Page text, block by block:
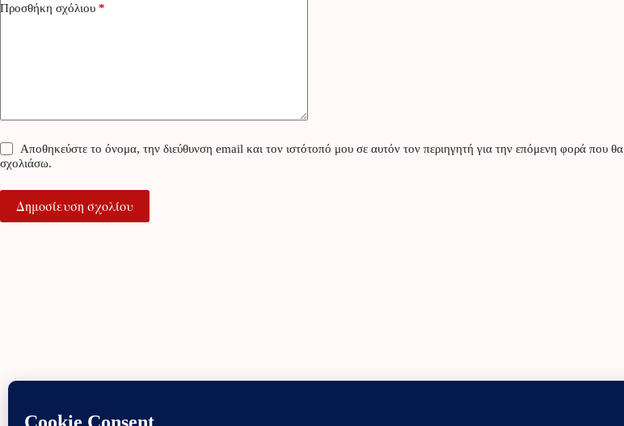
Προσθήκη σχόλιου *
Αποθηκεύστε το όνομα, την διεύθυνση email και τον ιστότοπό μου σε αυτόν τον περιηγητή για την επόμενη φορά που θα
σχολιάσω.
Δημοσίευση σχολίου